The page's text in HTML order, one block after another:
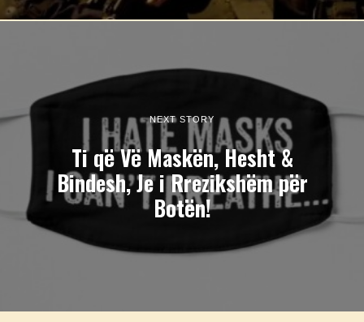
NEXT STORY
Ti që Vë Maskën, Hesht &
Bindesh, Je i Rrezikshëm për
Botën!